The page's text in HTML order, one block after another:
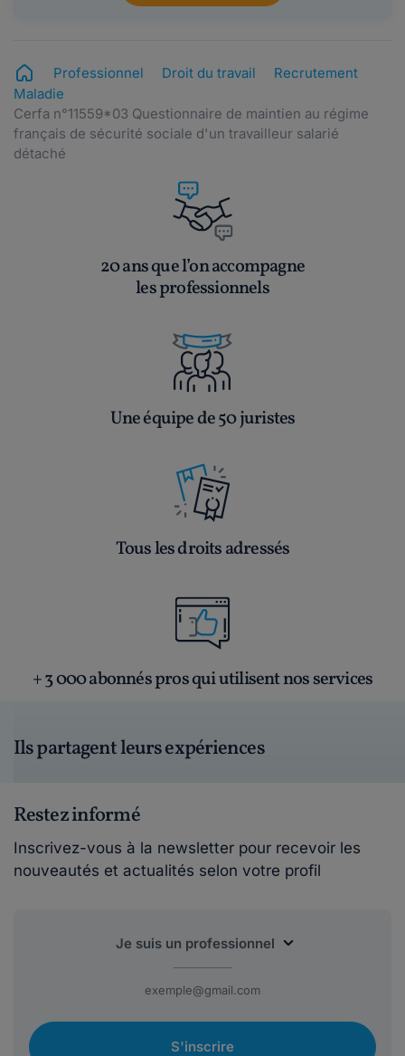
Professionnel Droit du travail
Recrutement
Maladie
Cerfa n°11559*03 Questionnaire de maintien au régime
français de sécurité sociale d'un travailleur salarié
détaché
20 ans que l’on accompagne
les professionnels
Une équipe de 50 juristes
Tous les droits adressés
+ 3 000 abonnés pros qui utilisent nos services
Ils partagent leurs expériences
Restez informé
Inscrivez-vous à la newsletter pour recevoir les
nouveautés et actualités selon votre profil
S'inscrire